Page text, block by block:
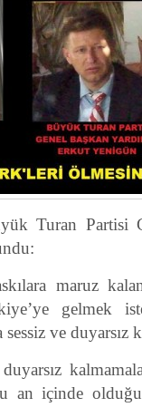
Turan Partisi
maruz
gelmek
ve duyarsız
an içinde